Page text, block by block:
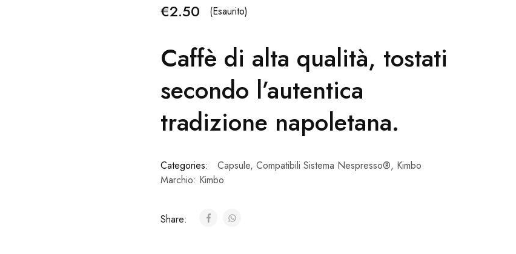
€2.50 (Esaurito)
Caffè di alta qualità, tostati
secondo l’autentica
tradizione napoletana.
Categories: Capsule, Compatibili Sistema Nespresso®, Kimbo
Marchio: Kimbo
Share: